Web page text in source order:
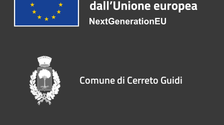
Comune di Cerreto Guidi